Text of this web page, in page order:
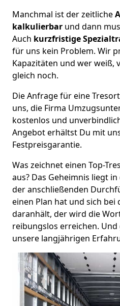
Manchmal ist der zeitliche
kalkulierbar und dann
Auch kurzfristige
für uns kein Problem. Wir
Kapazitäten und wer weiß,
gleich noch.
Die Anfrage für eine
uns, die Firma
kostenlos und
Angebot erhältst Du mit
Festpreisgarantie.
Was zeichnet einen Top-
aus? Das Geheimnis liegt
der anschließenden
einen Plan hat und sich bei
daranhält, der wird die
reibungslos erreichen.
unsere langjährigen